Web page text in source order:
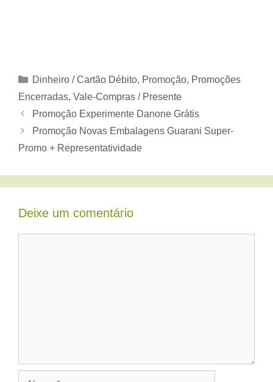
Categorias
Dinheiro / Cartão Débito, Promoção, Promoções
Encerradas, Vale-Compras / Presente
Promoção Experimente Danone Grátis
Promoção Novas Embalagens Guarani Super-
Promo + Representatividade
Deixe um comentário